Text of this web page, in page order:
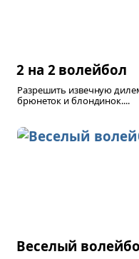
2 на 2 волейбол
Разрешить извечную
брюнеток и блондинок....
Веселый